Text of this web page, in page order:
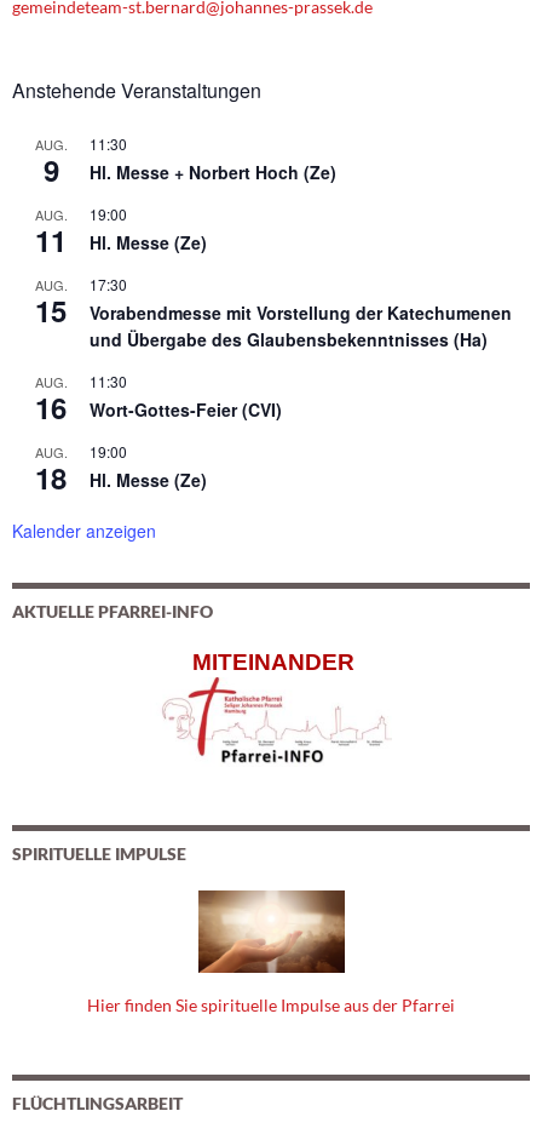
gemeindeteam-st.bernard@johannes-prassek.de
Anstehende Veranstaltungen
AUG.
9
11:30
Hl. Messe + Norbert Hoch (Ze)
AUG.
11
19:00
Hl. Messe (Ze)
AUG.
15
17:30
Vorabendmesse mit Vorstellung der Katechumenen
und Übergabe des Glaubensbekenntnisses (Ha)
AUG.
16
11:30
Wort-Gottes-Feier (CVI)
AUG.
18
19:00
Hl. Messe (Ze)
Kalender anzeigen
AKTUELLE PFARREI-INFO
MITEINANDER
SPIRITUELLE IMPULSE
Hier finden Sie spirituelle Impulse aus der Pfarrei
FLÜCHTLINGSARBEIT